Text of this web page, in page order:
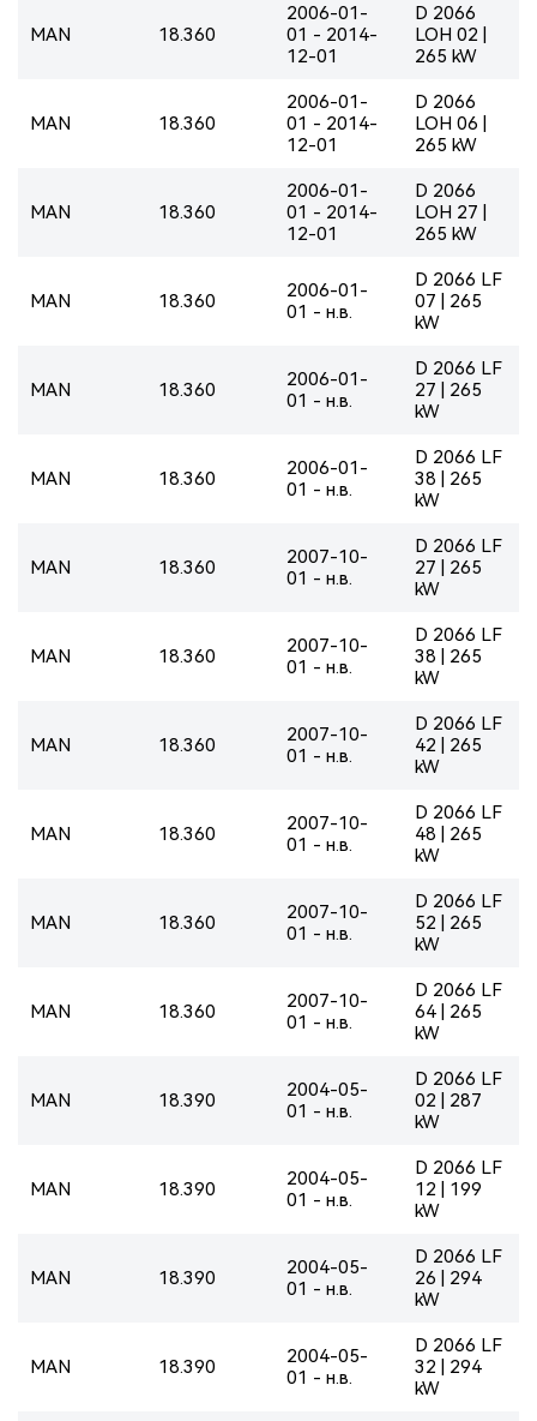
MAN 18.360
2006-01-
01 - 2014-
12-01
D 2066
LOH 02 |
265 kW
MAN 18.360
2006-01-
01 - 2014-
12-01
D 2066
LOH 06 |
265 kW
MAN 18.360
2006-01-
01 - 2014-
12-01
D 2066
LOH 27 |
265 kW
MAN 18.360
2006-01-
01 - н.в.
D 2066 LF
07 | 265
kW
MAN 18.360
2006-01-
01 - н.в.
D 2066 LF
27 | 265
kW
MAN 18.360
2006-01-
01 - н.в.
D 2066 LF
38 | 265
kW
MAN 18.360
2007-10-
01 - н.в.
D 2066 LF
27 | 265
kW
MAN 18.360
2007-10-
01 - н.в.
D 2066 LF
38 | 265
kW
MAN 18.360
2007-10-
01 - н.в.
D 2066 LF
42 | 265
kW
MAN 18.360
2007-10-
01 - н.в.
D 2066 LF
48 | 265
kW
MAN 18.360
2007-10-
01 - н.в.
D 2066 LF
52 | 265
kW
MAN 18.360
2007-10-
01 - н.в.
D 2066 LF
64 | 265
kW
MAN 18.390
2004-05-
01 - н.в.
D 2066 LF
02 | 287
kW
MAN 18.390
2004-05-
01 - н.в.
D 2066 LF
12 | 199
kW
MAN 18.390
2004-05-
01 - н.в.
D 2066 LF
26 | 294
kW
MAN 18.390
2004-05-
01 - н.в.
D 2066 LF
32 | 294
kW